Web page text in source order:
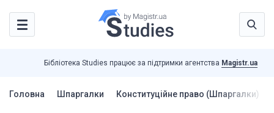
Бібліотека Studies працює за підтримки агентства Magistr.ua
Головна Шпаргалки Конституційне право (Шпаргалки)